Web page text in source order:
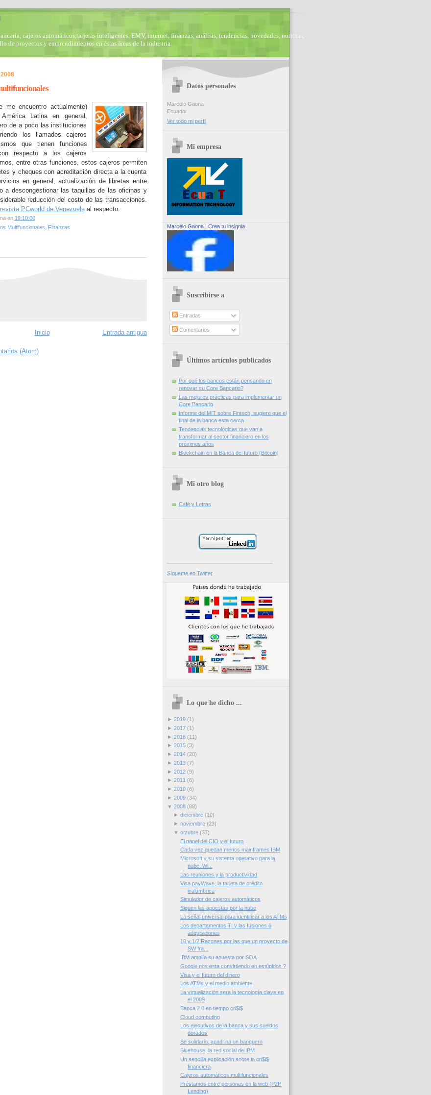
cajeros automáticos,tarjetas inteligentes, EMV, internet, finanzas, análisis, tendencias, novedades, noticias,
de proyectos y emprendimientos en éstas áreas de la industria.
me encuentro actualmente)
Latina en general,
de a poco las instituciones
los llamados cajeros
que tienen funciones
respecto a los cajeros
entre otras funciones, estos cajeros permiten
y cheques con acreditación directa a la cuenta
en general, actualización de libretas entre
a descongestionar las taquillas de las oficinas y
reducción del costo de las transacciones.
revista PCworld de Venezuelaal respecto.
en 19:10:00
Multifuncionales Finanzas
Entrada antigua
Inicio
(Atom)
Datos personales
Marcelo Gaona
Ecuador
Ver todo mi perfil
Mi empresa
Marcelo Gaona| Crea tu insignia
Suscribirse a
Entradas
Comentarios
Últimos artículos publicados
Por qué los bancos están pensando en
renovar su Core Bancario?
Las mejores prácticas para implementar un
Core Bancario
Informe del MIT sobre Fintech, sugiere que el
final de la banca esta cerca
Tendencias tecnológicas que van a
transformar al sector financiero en los
próximos años
Blockchain en la Banca del futuro (Bitcoin)
Mi otro blog
Café y Letras
Sígueme en Twitter
Lo que he dicho ...
► 2019 (1)
► 2017 (1)
► 2016 (11)
► 2015 (3)
► 2014 (20)
► 2013 (7)
► 2012 (9)
► 2011 (6)
► 2010 (6)
► 2009 (34)
▼ 2008 (88)
► diciembre (10)
► noviembre (23)
▼ octubre (37)
El papel del CIO y el futuro
Cada vez quedan menos mainframes IBM
Microsoft y su sistema operativo para la
nube: Wi...
Las reuniones y la productividad
Visa payWave, la tarjeta de crédito
inalámbrica
Simulador de cajeros automáticos
Siguen las apuestas por la nube
La señal universal para identificar a los ATMs
Los departamentos TI y las fusiones ó
adquisiciones
10 y 1/2 Razones por las que un proyecto de
SW fra...
IBM amplía su apuesta por SOA
Google nos esta convirtiendo en estúpidos ?
Visa y el futuro del dinero
Los ATMs y el medio ambiente
La virtualización sera la tecnología clave en
el 2009
Banca 2.0 en tiempo cri$i$
Cloud computing
Los ejecutivos de la banca y sus sueldos
dorados
Se solidario, apadrina un banquero
Bluehouse, la red social de IBM
Un sencilla explicación sobre la cri$i$
financiera
Cajeros automáticos multifuncionales
Préstamos entre personas en la web (P2P
Lending)